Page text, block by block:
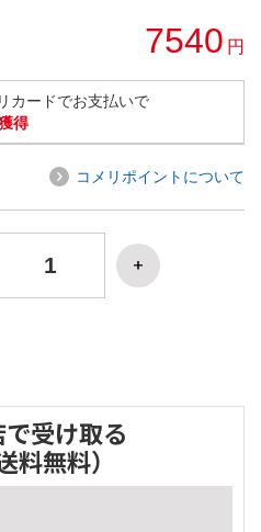
7540 円
カードでお支払いで
得
コメリポイントについて
で受け取る
料無料）